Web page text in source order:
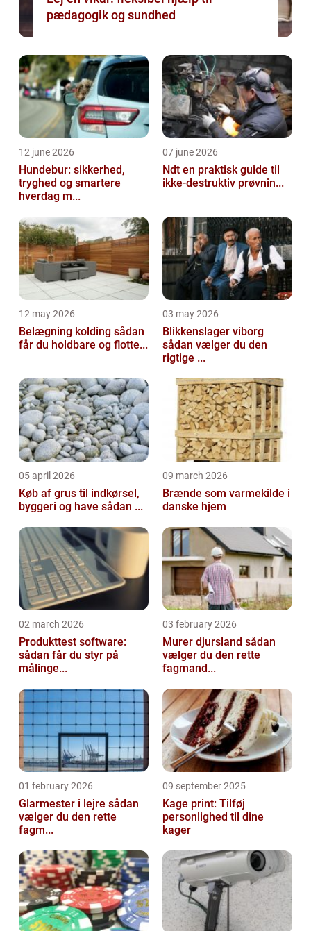
pædagogik og sundhed
12 june 2026
Hundebur: sikkerhed,
tryghed og smartere
hverdag m...
07 june 2026
Ndt en praktisk guide til
ikke-destruktiv prøvnin...
12 may 2026
Belægning kolding sådan
får du holdbare og flotte...
03 may 2026
Blikkenslager viborg
sådan vælger du den
rigtige ...
05 april 2026
Køb af grus til indkørsel,
byggeri og have sådan ...
09 march 2026
Brænde som varmekilde i
danske hjem
02 march 2026
Produkttest software:
sådan får du styr på
målinge...
03 february 2026
Murer djursland sådan
vælger du den rette
fagmand...
01 february 2026
Glarmester i lejre sådan
vælger du den rette
fagm...
09 september 2025
Kage print: Tilføj
personlighed til dine
kager